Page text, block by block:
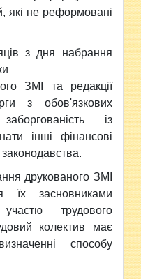
які не реформовані
з дня набрання
ЗМІ та редакції
з обов'язкових
із
інші фінансові
друкованого ЗМІ
їх засновниками
трудового
колектив має
способу